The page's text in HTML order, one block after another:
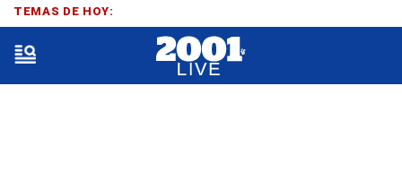
TEMAS DE HOY: